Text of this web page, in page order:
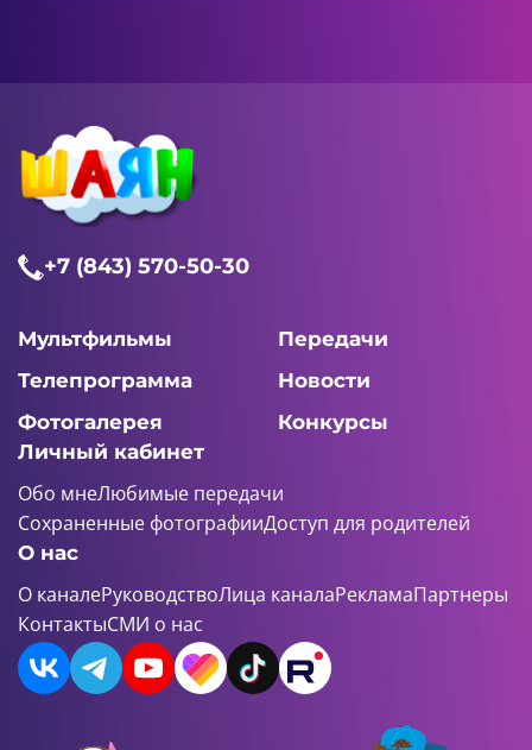
+7 (843) 570-50-30
Мультфильмы
Передачи
Телепрограмма
Новости
Фотогалерея
Конкурсы
Личный кабинет
Обо мнеЛюбимые передачи
Сохраненные фотографииДоступ для родителей
О нас
О каналеРуководствоЛица каналаРекламаПартнеры
КонтактыСМИ о нас